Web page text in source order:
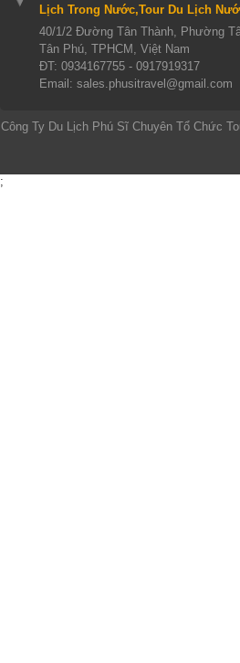
Lịch Trong Nước,Tour Du Lịch
40/1/2 Đường Tân Thành, Phường
Tân Phú, TPHCM, Việt Nam
ĐT: 0934167755 - 0917919317
Email: sales.phusitravel@gmail.com
Công Ty Du Lịch Phú Sĩ Chuyên Tổ Chức
;